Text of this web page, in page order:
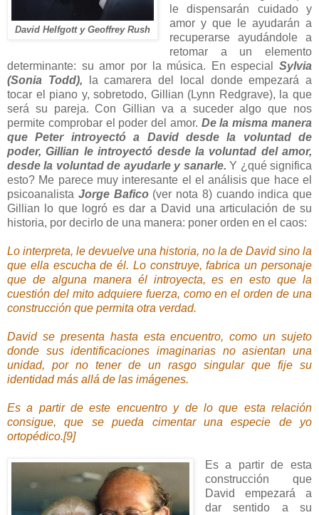
David Helfgott y Geoffrey Rush
le dispensarán cuidado y
amor y que le ayudarán a
recuperarse ayudándole a
retomar a un elemento
determinante: su amor por la música. En especial Sylvia
(Sonia Todd), la camarera del local donde empezará a
tocar el piano y, sobretodo, Gillian (Lynn Redgrave), la que
será su pareja. Con Gillian va a suceder algo que nos
permite comprobar el poder del amor. De la misma manera
que Peter introyectó a David desde la voluntad de
poder, Gillian le introyectó desde la voluntad del amor,
desde la voluntad de ayudarle y sanarle.Y ¿qué significa
esto? Me parece muy interesante el el análisis que hace el
psicoanalista Jorge Bafico(ver nota 8) cuando indica que
Gillian lo que logró es dar a David una articulación de su
historia, por decirlo de una manera: poner orden en el caos:
Lo interpreta, le devuelve una historia, no la de David sino la
que ella escucha de él. Lo construye, fabrica un personaje
que de alguna manera él introyecta, es en esto que la
cuestión del mito adquiere fuerza, como en el orden de una
construcción que permita otra verdad.
David se presenta hasta esta encuentro, como un sujeto
donde sus identificaciones imaginarias no asientan una
unidad, por no tener de un rasgo singular que fije su
identidad más allá de las imágenes.
Es a partir de este encuentro y de lo que esta relación
consigue, que se pueda cimentar una especie de yo
ortopédico.[9]
Es a partir de esta
construcción que
David empezará a
dar sentido a su